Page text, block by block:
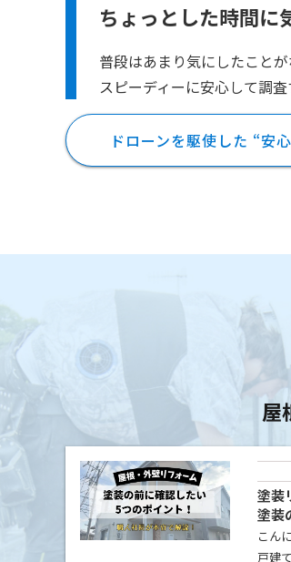
ちょっとした時間に
普段はあまり気にしたこと
スピーディーに安心して調査
ドローンを駆使した “安
屋
塗装
塗装
こん
戸建